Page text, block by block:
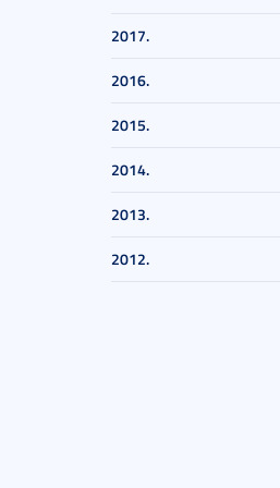
2017.
2016.
2015.
2014.
2013.
2012.